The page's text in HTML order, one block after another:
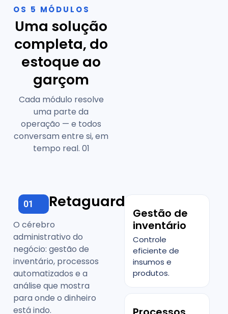
OS 5 MÓDULOS
Uma solução
completa, do
estoque ao
garçom
Cada módulo resolve
uma parte da
operação — e todos
conversam entre si, em
tempo real. 01
01 Retaguarda
O cérebro
administrativo do
negócio: gestão de
inventário, processos
automatizados e a
análise que mostra
para onde o dinheiro
está indo.
Gestão de
inventário
Controle
eficiente de
insumos e
produtos.